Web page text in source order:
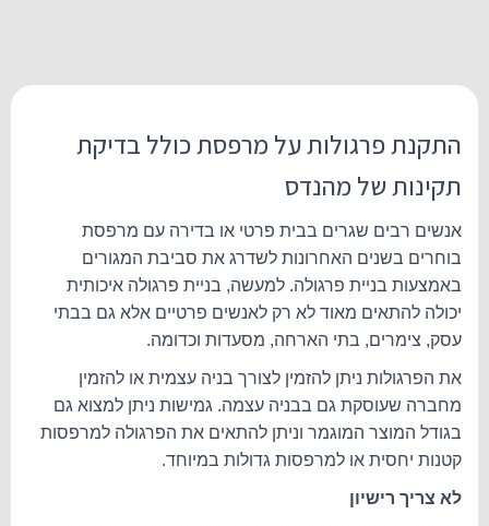
התקנת פרגולות על מרפסת כולל בדיקת
תקינות של מהנדס
אנשים רבים שגרים בבית פרטי או בדירה עם מרפסת
בוחרים בשנים האחרונות לשדרג את סביבת המגורים
באמצעות בניית פרגולה. למעשה, בניית פרגולה איכותית
יכולה להתאים מאוד לא רק לאנשים פרטיים אלא גם בבתי
עסק, צימרים, בתי הארחה, מסעדות וכדומה.
את הפרגולות ניתן להזמין לצורך בניה עצמית או להזמין
מחברה שעוסקת גם בבניה עצמה. גמישות ניתן למצוא גם
בגודל המוצר המוגמר וניתן להתאים את הפרגולה למרפסות
קטנות יחסית או למרפסות גדולות במיוחד.
לא צריך רישיון